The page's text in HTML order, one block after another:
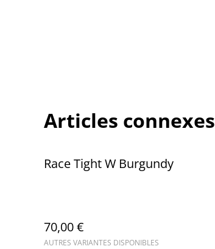
Articles connexes
Race Tight W Burgundy
70,00 €
AUTRES VARIANTES DISPONIBLES